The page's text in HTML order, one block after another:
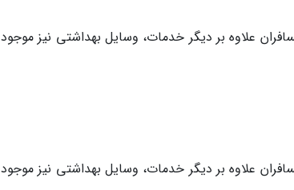
علاوه بر دیگر خدمات، وسایل بهداشتی نیز موجود
علاوه بر دیگر خدمات، وسایل بهداشتی نیز موجود